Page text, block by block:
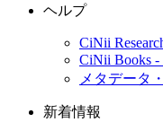
ヘルプ
CiNii
CiNii Books
メタデータ
新着情報